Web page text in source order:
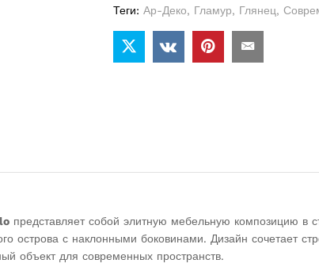
Теги: Ар-Деко, Гламур, Глянец,
представляет собой элитную мебельную композицию в
острова с наклонными боковинами. Дизайн сочетает
объект для современных пространств.